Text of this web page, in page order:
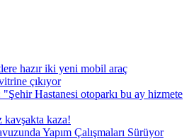
hazır iki yeni mobil araç
çıkıyor
Hastanesi otoparkı bu ay hizmete
kavşakta kaza!
Yapım Çalışmaları Sürüyor